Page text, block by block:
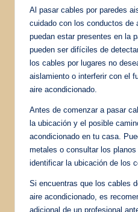
Al pasar cables por paredes
cuidado con los conductos de
puedan estar presentes en la
pueden ser difíciles de
los cables por lugares no
aislamiento o interferir con el
aire acondicionado.
Antes de comenzar a pasar
la ubicación y el posible
acondicionado en tu casa.
metales o consultar los
identificar la ubicación de los
Si encuentras que los cables
aire acondicionado, es
adicional de un profesional